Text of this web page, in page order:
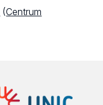
(Centrum